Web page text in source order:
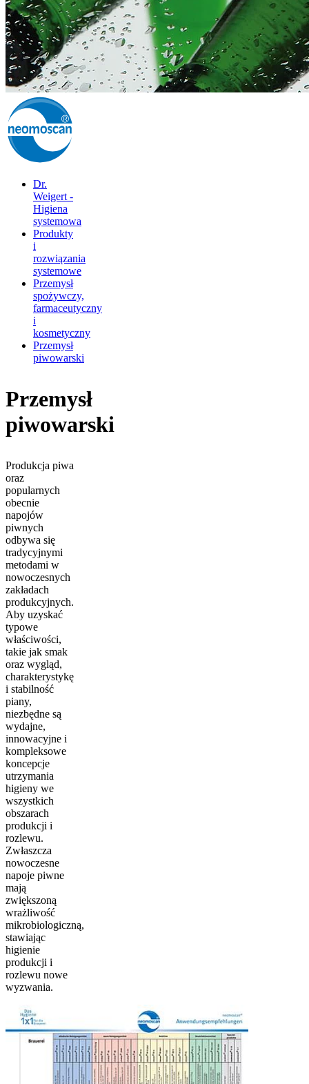
Dr.
Weigert -
Higiena
systemowa
Produkty
i
rozwiązania
systemowe
Przemysł
spożywczy,
farmaceutyczny
i
kosmetyczny
Przemysł
piwowarski
Przemysł
piwowarski
Produkcja piwa
oraz
popularnych
obecnie
napojów
piwnych
odbywa się
tradycyjnymi
metodami w
nowoczesnych
zakładach
produkcyjnych.
Aby uzyskać
typowe
właściwości,
takie jak smak
oraz wygląd,
charakterystykę
i stabilność
piany,
niezbędne są
wydajne,
innowacyjne i
kompleksowe
koncepcje
utrzymania
higieny we
wszystkich
obszarach
produkcji i
rozlewu.
Zwłaszcza
nowoczesne
napoje piwne
mają
zwiększoną
wrażliwość
mikrobiologiczną,
stawiając
higienie
produkcji i
rozlewu nowe
wyzwania.